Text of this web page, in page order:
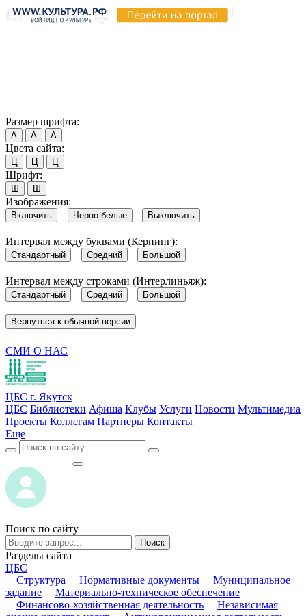
Размер шрифта:
А А А
Цвета сайта:
Ц Ц Ц
Шрифт:
Ш Ш
Изображения:
Включить Черно-белые Выключить
Интервал между буквами (Кернинг):
Стандартный Средний Большой
Интервал между строками (Интерлиньяж):
Стандартный Средний Большой
Вернуться к обычной версии
СМИ О НАС
ЦБС г. Якутск
ЦБС Библиотеки Афиша Клубы Услуги Новости Мультимедиа
Проекты Коллегам Партнеры Контакты
Еще
Поиск по сайту
Поиск
Разделы сайта
ЦБС
Структура
Нормативные документы
Муниципальное
задание
Материально-техническое обеспечение
Финансово-хозяйственная деятельность
Независимая